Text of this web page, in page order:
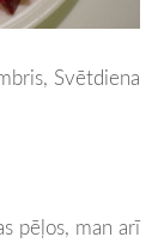
Svētdiena
pēļos, man arī